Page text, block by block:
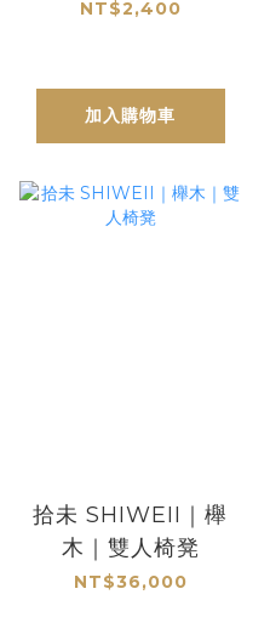
NT$2,400
加入購物車
拾未 SHIWEII｜櫸
木｜雙人椅凳
NT$36,000